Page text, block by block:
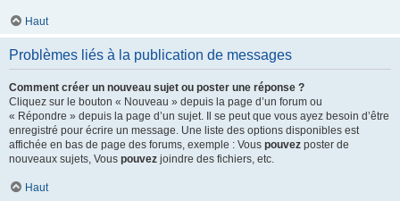
Haut
Problèmes liés à la publication de messages
Comment créer un nouveau sujet ou poster une réponse ?
Cliquez sur le bouton « Nouveau » depuis la page d’un forum ou
« Répondre » depuis la page d’un sujet. Il se peut que vous ayez besoin d’être
enregistré pour écrire un message. Une liste des options disponibles est
affichée en bas de page des forums, exemple : Vous pouvez poster de
nouveaux sujets, Vous pouvez joindre des fichiers, etc.
Haut